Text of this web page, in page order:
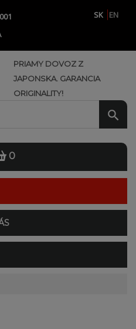
SK
EN
PRIAMY DOVOZ Z
JAPONSKA. GARANCIA
ORIGINALITY!
0